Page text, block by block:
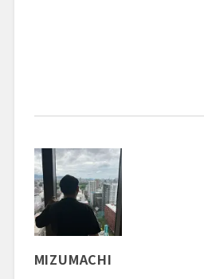
MIZUMACHI